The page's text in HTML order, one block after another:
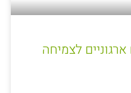
לצמיחה